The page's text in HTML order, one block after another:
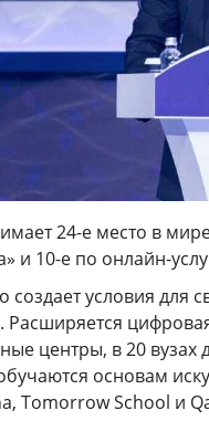
24-е место в
и 10-е по онлайн-
создает условия для
Расширяется
центры, в 20
основам
Tomorrow School и